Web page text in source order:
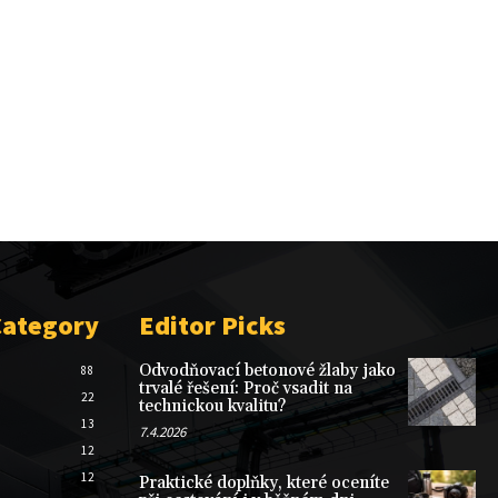
88
22
13
12
12
Editor Picks
Odvodňovací betonové žlaby jako
trvalé řešení: Proč vsadit na
technickou kvalitu?
7.4.2026
Praktické doplňky, které oceníte